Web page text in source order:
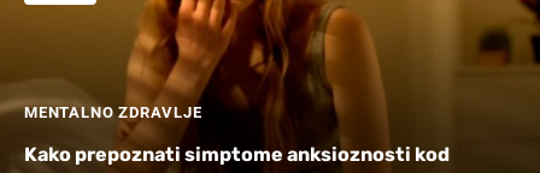
MENTALNO ZDRAVLJE
Kako prepoznati simptome anksioznosti kod